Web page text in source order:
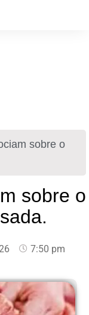
sobre o
sobre o
7:50 pm